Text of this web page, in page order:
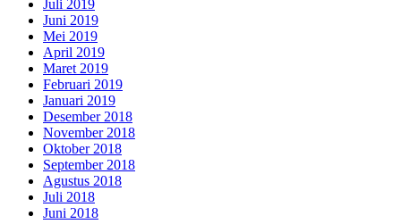
Juli 2019
Juni 2019
Mei 2019
April 2019
Maret 2019
Februari 2019
Januari 2019
Desember 2018
November 2018
Oktober 2018
September 2018
Agustus 2018
Juli 2018
Juni 2018